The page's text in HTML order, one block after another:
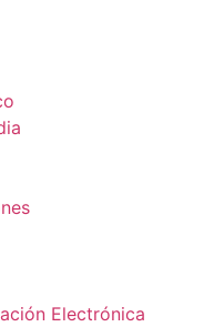
Electrónica